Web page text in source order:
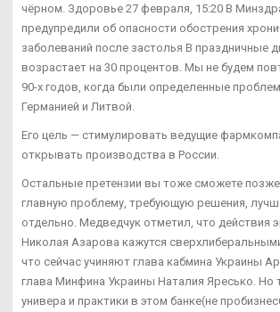
чёрном. Здоровье 27 февраля, 15:20 В
предупредили об опасности обострения
заболеваний после застолья В праздничные
возрастает на 30 процентов. Мы не будем
90-х годов, когда были определенные
Германией и Литвой.
Его цель — стимулировать ведущие
открывать производства в России.
Остальные претензии вы тоже сможете
главную проблему, требующую решения,
отдельно. Медведчук отметил, что действия
Николая Азарова кажутся
что сейчас учиняют глава кабмина Украины
глава Минфина Украины Наталия Яресько. Но
универа и практики в этом банке(не